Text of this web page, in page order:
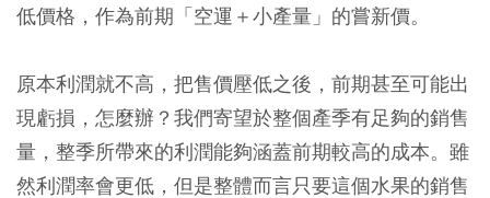
低價格，作為前期「空運＋小產量」的嘗新價。
原本利潤就不高，把售價壓低之後，前期甚至可能出
現虧損，怎麼辦？我們寄望於整個產季有足夠的銷售
量，整季所帶來的利潤能夠涵蓋前期較高的成本。雖
然利潤率會更低，但是整體而言只要這個水果的銷售